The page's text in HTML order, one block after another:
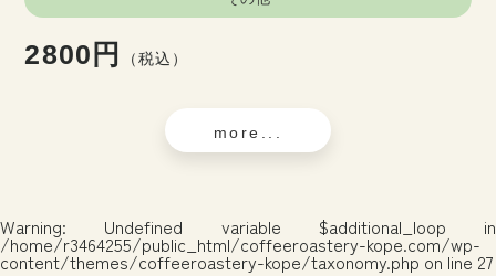
2800円 （税込）
more...
Warning: Undefined variable $additional_loop in
/home/r3464255/public_html/coffeeroastery-kope.com/wp-
content/themes/coffeeroastery-kope/taxonomy.php on line 27